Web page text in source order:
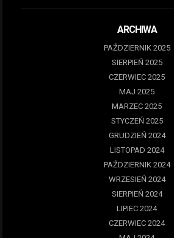
ARCHIWA
PAŹDZIERNIK 2025
SIERPIEŃ 2025
CZERWIEC 2025
MAJ 2025
MARZEC 2025
STYCZEŃ 2025
GRUDZIEŃ 2024
LISTOPAD 2024
PAŹDZIERNIK 2024
WRZESIEŃ 2024
SIERPIEŃ 2024
LIPIEC 2024
CZERWIEC 2024